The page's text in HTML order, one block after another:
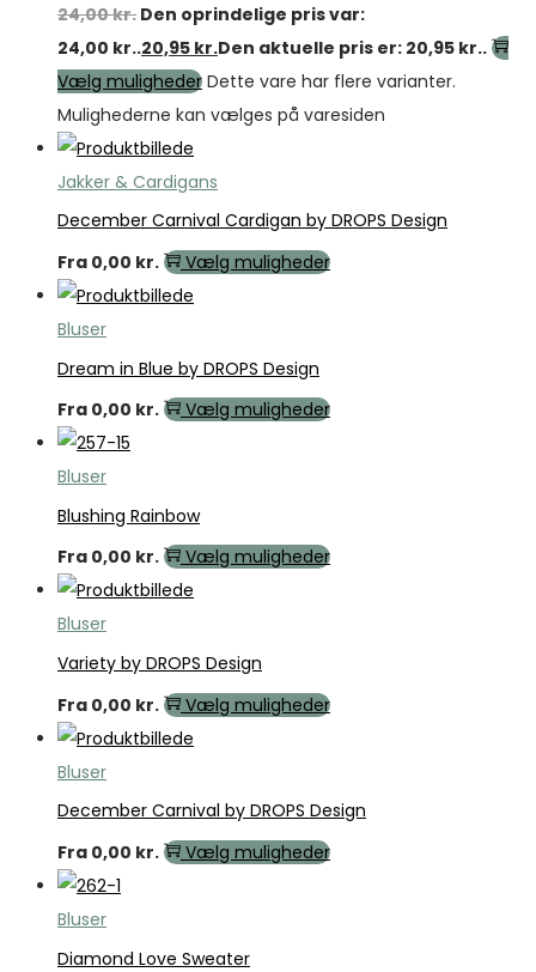
24,00kr. Den oprindelige pris var:
24,00 kr..20,95 kr.Den aktuelle pris er: 20,95 kr..
Vælg muligheder Dette vare har flere varianter.
Mulighederne kan vælges på varesiden
Jakker & Cardigans
December Carnival Cardigan by DROPS Design
Fra 0,00 kr. Vælg muligheder
Bluser
Dream in Blue by DROPS Design
Fra 0,00 kr. Vælg muligheder
Bluser
Blushing Rainbow
Fra 0,00 kr. Vælg muligheder
Bluser
Variety by DROPS Design
Fra 0,00 kr. Vælg muligheder
Bluser
December Carnival by DROPS Design
Fra 0,00 kr. Vælg muligheder
Bluser
Diamond Love Sweater